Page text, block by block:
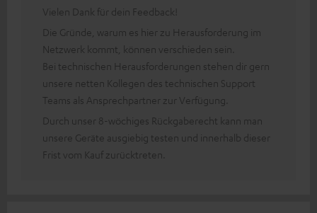
Vielen Dank für dein Feedback!
Die Gründe, warum es hier zu Herausforderung im
Netzwerk kommt, können verschieden sein.
Bei technischen Herausforderungen stehen dir gern
unsere netten Kollegen des technischen Support
Teams als Ansprechpartner zur Verfügung.
Durch unser 8-wöchiges Rückgaberecht kann man
unsere Geräte ausgiebig testen und innerhalb dieser
Frist vom Kauf zurücktreten.